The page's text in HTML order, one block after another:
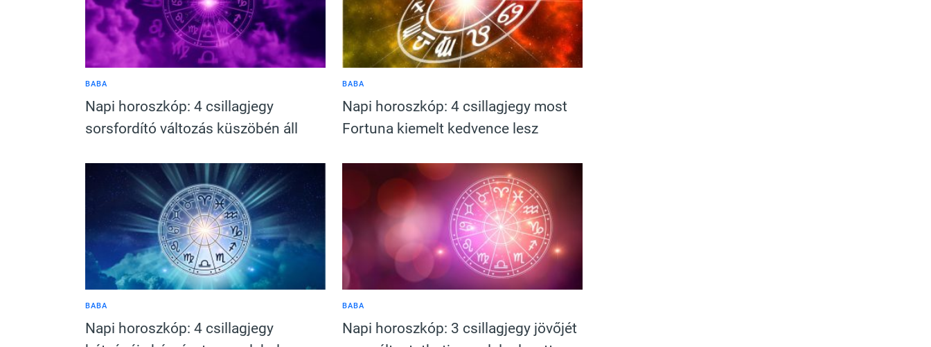
BABA
Napi horoszkóp: 4 csillagjegy
sorsfordító változás küszöbén áll
BABA
Napi horoszkóp: 4 csillagjegy most
Fortuna kiemelt kedvence lesz
BABA
Napi horoszkóp: 4 csillagjegy
BABA
Napi horoszkóp: 3 csillagjegy jövőjét